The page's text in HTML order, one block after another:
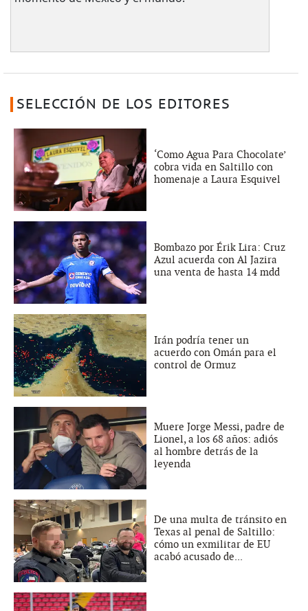
SELECCIÓN DE LOS EDITORES
‘Como Agua Para Chocolate’
cobra vida en Saltillo con
homenaje a Laura Esquivel
Bombazo por Érik Lira: Cruz
Azul acuerda con Al Jazira
una venta de hasta 14 mdd
Irán podría tener un
acuerdo con Omán para el
control de Ormuz
Muere Jorge Messi, padre de
Lionel, a los 68 años: adiós
al hombre detrás de la
leyenda
De una multa de tránsito en
Texas al penal de Saltillo:
cómo un exmilitar de EU
acabó acusado de...